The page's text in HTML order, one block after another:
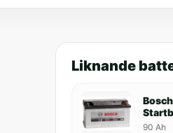
Liknande
90 Ah